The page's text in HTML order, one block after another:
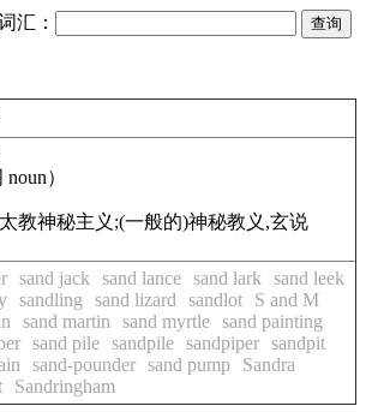
汇：
noun）
教神秘主义;(一般的)神秘教义,玄说
sand jack sand lance sand lark
sand leek
sandling sand lizard sandlot
S and M
sand martin sand myrtle sand painting
sand pile sandpile sandpiper sandpit
sand-pounder sand pump
Sandra
Sandringham